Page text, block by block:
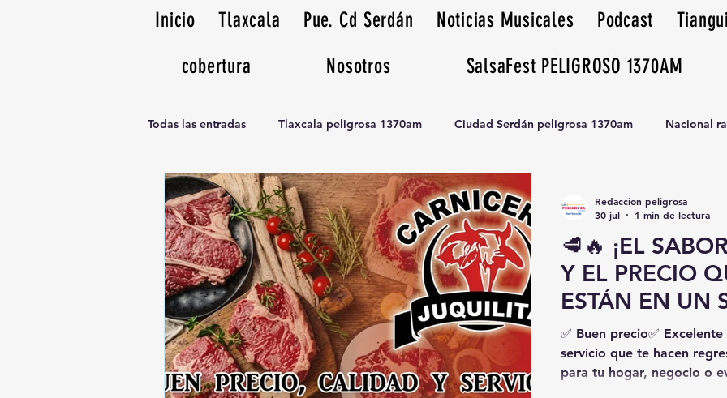
Inicio Tlaxcala Pue. Cd Serdán Noticias Musicales Podcast
cobertura
Nosotros SalsaFest PELIGROSO 1370AM
Todas las entradas Tlaxcala peligrosa 1370am Ciudad Serdán peligrosa 1370am Nacional
Noticias Musicales radio 1370am Tianguis peligrosa 1370am huamantla
🥩🔥 ¡EL
Y EL PRECIO
ESTÁN EN UN
🔥🥩🛒 EL
PELIGROSO
CARNICERÍA
✅ Buen precio✅
servicio que te hacen
para tu hogar, negocio o
Redaccion peligrosa
30 jul
1 min de lectura